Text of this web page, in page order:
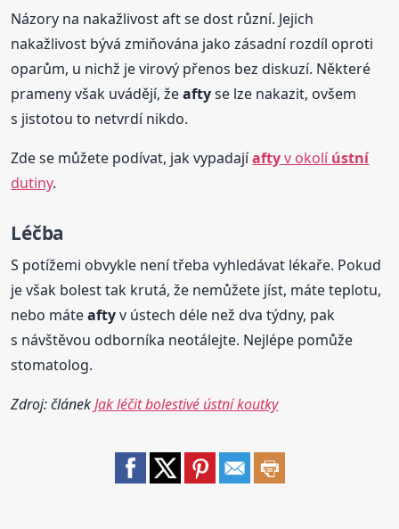
Názory na nakažlivost aft se dost různí. Jejich
nakažlivost bývá zmiňována jako zásadní rozdíl oproti
oparům, u nichž je virový přenos bez diskuzí. Některé
prameny však uvádějí, žeaftyse lze nakazit, ovšem
s jistotou to netvrdí nikdo.
Zde se můžete podívat, jak vypadajíaftyv okolíústní
dutiny.
Léčba
S potížemi obvykle není třeba vyhledávat lékaře. Pokud
je však bolest tak krutá, že nemůžete jíst, máte teplotu,
nebo máteaftyv ústech déle než dva týdny, pak
s návštěvou odborníka neotálejte. Nejlépe pomůže
stomatolog.
Zdroj: článekJak léčit bolestivé ústní koutky